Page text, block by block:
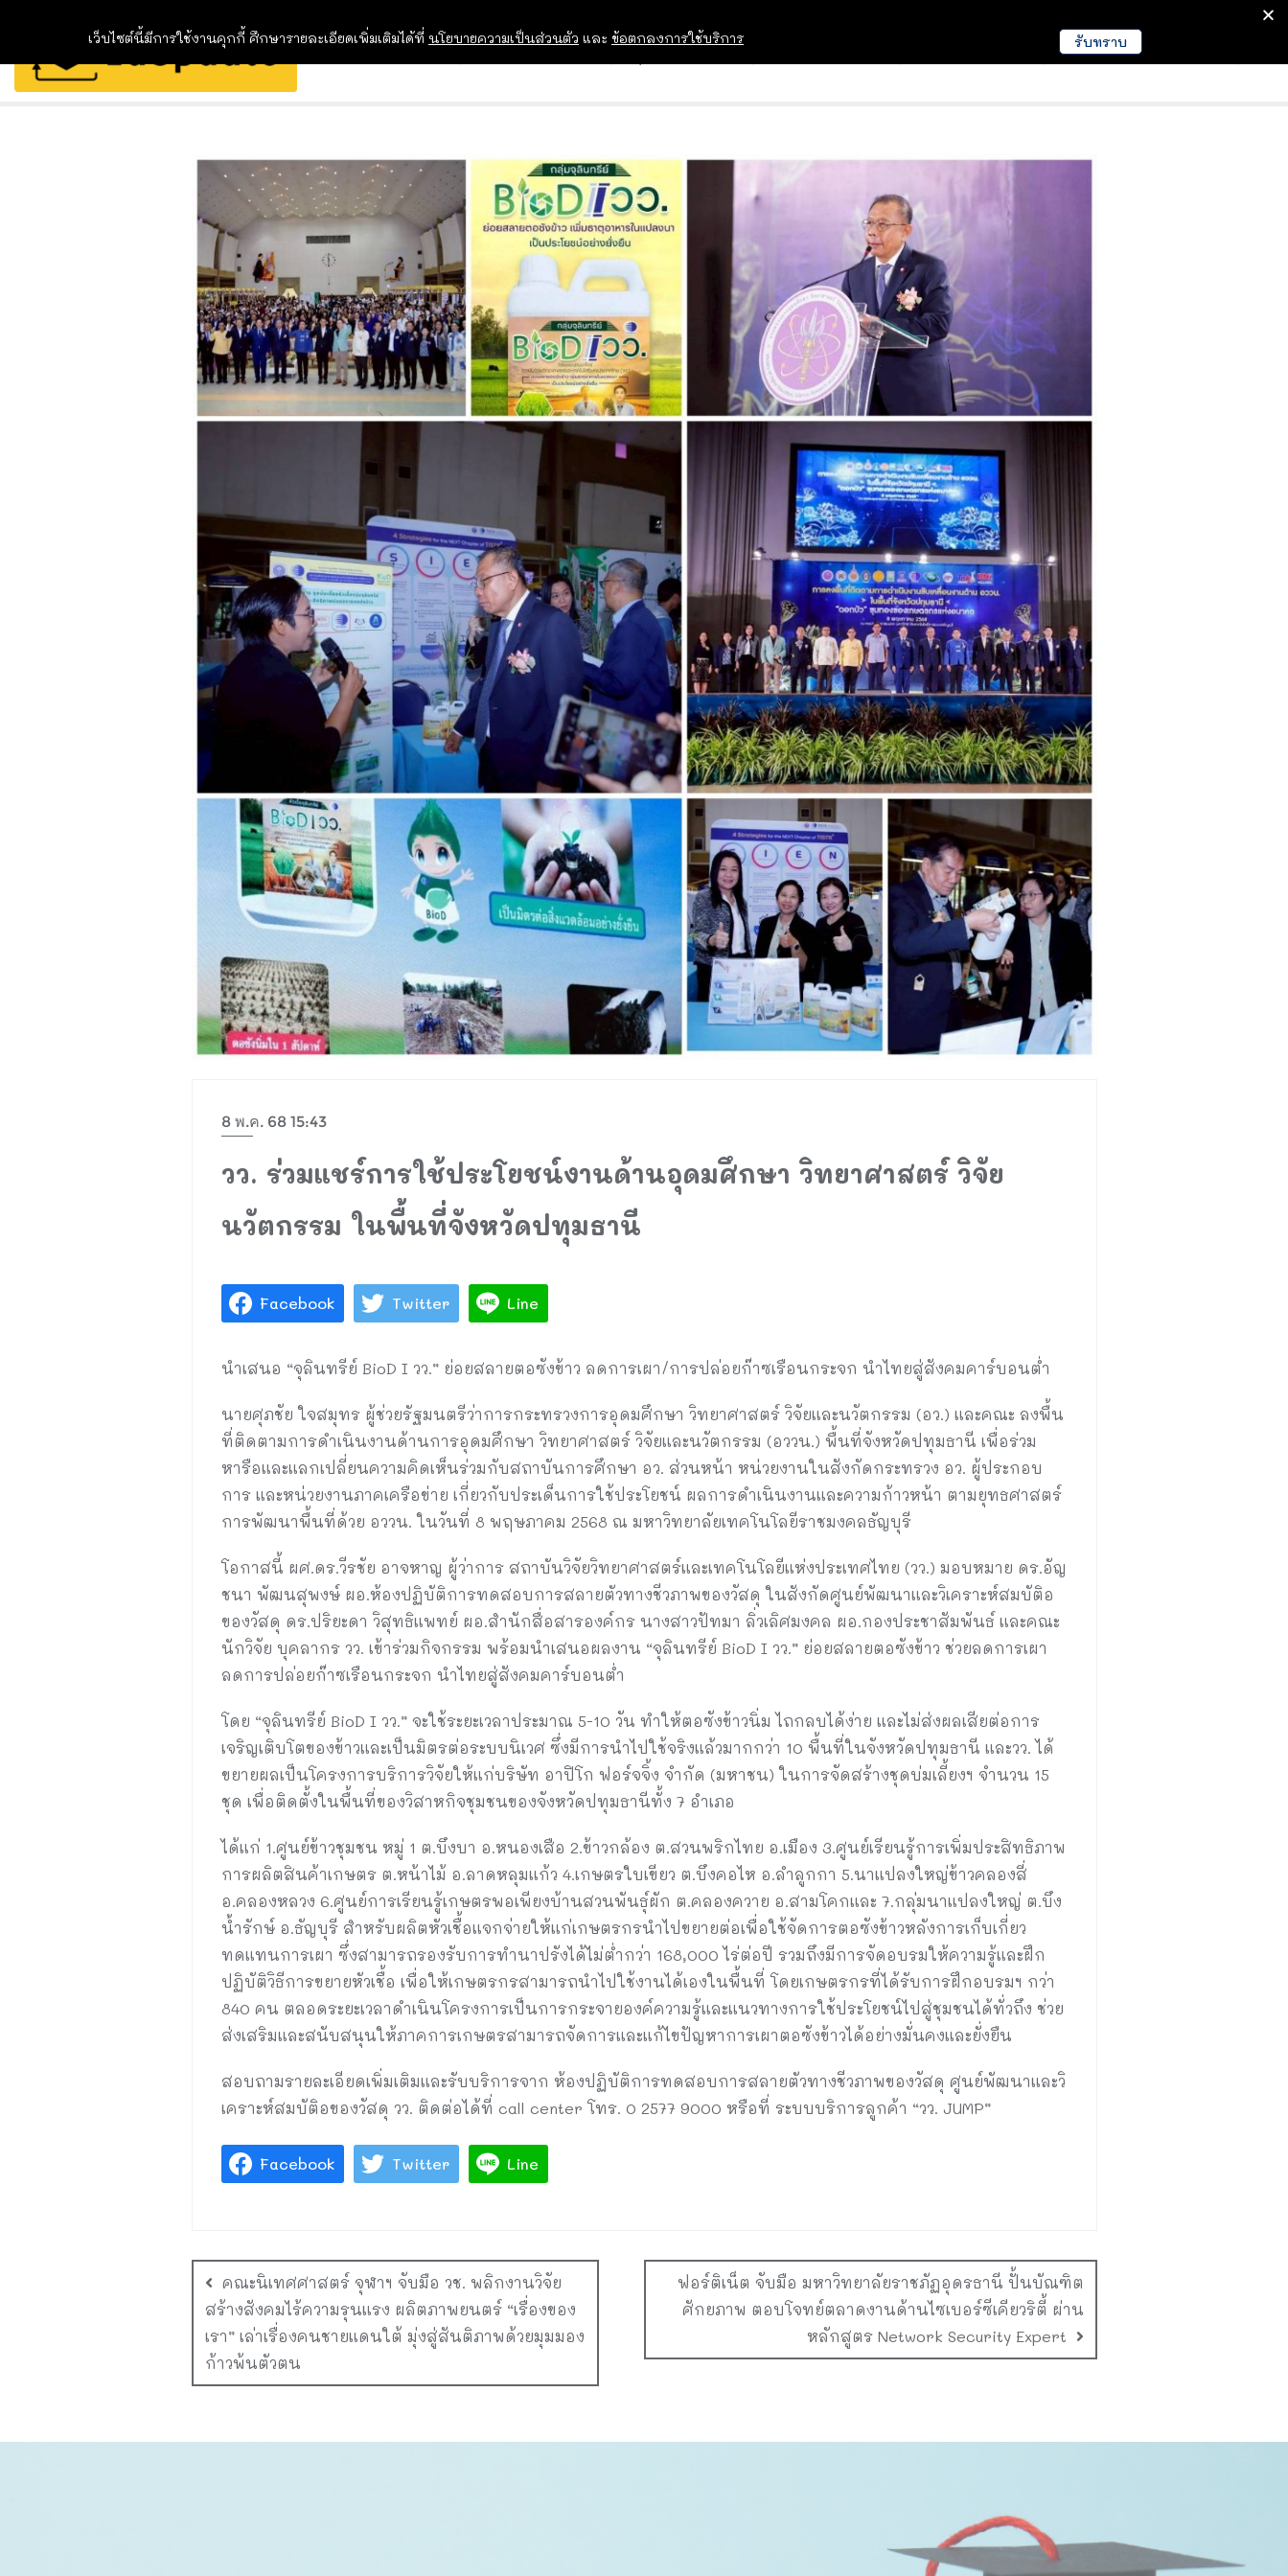
EDUCATION NEWS
8 พ.ค. 68 15:43
วว. ร่วมแชร์การใช้ประโยชน์งานด้านอุดมศึกษา วิทยาศาสตร์ วิจัย
นวัตกรรม ในพื้นที่จังหวัดปทุมธานี
Facebook Twitter Line
นำเสนอ “จุลินทรีย์ BioD I วว.” ย่อยสลายตอซังข้าว ลดการเผา/การปล่อยก๊าซเรือนกระจก นำไทยสู่สังคมคาร์บอนต่ำ
นายศุภชัย ใจสมุทร ผู้ช่วยรัฐมนตรีว่าการกระทรวงการอุดมศึกษา วิทยาศาสตร์ วิจัยและนวัตกรรม (อว.) และคณะ ลงพื้น
ที่ติดตามการดำเนินงานด้านการอุดมศึกษา วิทยาศาสตร์ วิจัยและนวัตกรรม (อววน.) พื้นที่จังหวัดปทุมธานี เพื่อร่วม
หารือและแลกเปลี่ยนความคิดเห็นร่วมกับสถาบันการศึกษา อว. ส่วนหน้า หน่วยงานในสังกัดกระทรวง อว. ผู้ประกอบ
การ และหน่วยงานภาคเครือข่าย เกี่ยวกับประเด็นการใช้ประโยชน์ ผลการดำเนินงานและความก้าวหน้า ตามยุทธศาสตร์
การพัฒนาพื้นที่ด้วย อววน. ในวันที่ 8 พฤษภาคม 2568 ณ มหาวิทยาลัยเทคโนโลยีราชมงคลธัญบุรี
โอกาสนี้ ผศ.ดร.วีรชัย อาจหาญ ผู้ว่าการ สถาบันวิจัยวิทยาศาสตร์และเทคโนโลยีแห่งประเทศไทย (วว.) มอบหมาย ดร.อัญ
ชนา พัฒนสุพงษ์ ผอ.ห้องปฏิบัติการทดสอบการสลายตัวทางชีวภาพของวัสดุ ในสังกัดศูนย์พัฒนาและวิเคราะห์สมบัติอ
ของวัสดุ ดร.ปริยะดา วิสุทธิแพทย์ ผอ.สำนักสื่อสารองค์กร นางสาวปัทมา ลิ่วเลิศมงคล ผอ.กองประชาสัมพันธ์ และคณะ
นักวิจัย บุคลากร วว. เข้าร่วมกิจกรรม พร้อมนำเสนอผลงาน “จุลินทรีย์ BioD I วว.” ย่อยสลายตอซังข้าว ช่วยลดการเผา
ลดการปล่อยก๊าซเรือนกระจก นำไทยสู่สังคมคาร์บอนต่ำ
โดย “จุลินทรีย์ BioD I วว.” จะใช้ระยะเวลาประมาณ 5-10 วัน ทำให้ตอซังข้าวนิ่ม ไถกลบได้ง่าย และไม่ส่งผลเสียต่อการ
เจริญเติบโตของข้าวและเป็นมิตรต่อระบบนิเวศ ซึ่งมีการนำไปใช้จริงแล้วมากกว่า 10 พื้นที่ในจังหวัดปทุมธานี และวว. ได้
ขยายผลเป็นโครงการบริการวิจัยให้แก่บริษัท อาปิโก ฟอร์จจิ้ง จำกัด (มหาชน) ในการจัดสร้างชุดบ่มเลี้ยงฯ จำนวน 15
ชุด เพื่อติดตั้งในพื้นที่ของวิสาหกิจชุมชนของจังหวัดปทุมธานีทั้ง 7 อำเภอ
ได้แก่ 1.ศูนย์ข้าวชุมชน หมู่ 1 ต.บึงบา อ.หนองเสือ 2.ข้าวกล้อง ต.สวนพริกไทย อ.เมือง 3.ศูนย์เรียนรู้การเพิ่มประสิทธิภาพ
การผลิตสินค้าเกษตร ต.หน้าไม้ อ.ลาดหลุมแก้ว 4.เกษตรใบเขียว ต.บึงคอไห อ.ลำลูกกา 5.นาแปลงใหญ่ข้าวคลองสี่
อ.คลองหลวง 6.ศูนย์การเรียนรู้เกษตรพอเพียงบ้านสวนพันธุ์ผัก ต.คลองควาย อ.สามโคกและ 7.กลุ่มนาแปลงใหญ่ ต.บึง
น้ำรักษ์ อ.ธัญบุรี สำหรับผลิตหัวเชื้อแจกจ่ายให้แก่เกษตรกรนำไปขยายต่อเพื่อใช้จัดการตอซังข้าวหลังการเก็บเกี่ยว
ทดแทนการเผา ซึ่งสามารถรองรับการทำนาปรังได้ไม่ต่ำกว่า 168,000 ไร่ต่อปี รวมถึงมีการจัดอบรมให้ความรู้และฝึก
ปฏิบัติวิธีการขยายหัวเชื้อ เพื่อให้เกษตรกรสามารถนำไปใช้งานได้เองในพื้นที่ โดยเกษตรกรที่ได้รับการฝึกอบรมฯ กว่า
840 คน ตลอดระยะเวลาดำเนินโครงการเป็นการกระจายองค์ความรู้และแนวทางการใช้ประโยชน์ไปสู่ชุมชนได้ทั่วถึง ช่วย
ส่งเสริมและสนับสนุนให้ภาคการเกษตรสามารถจัดการและแก้ไขปัญหาการเผาตอซังข้าวได้อย่างมั่นคงและยั่งยืน
สอบถามรายละเอียดเพิ่มเติมและรับบริการจาก ห้องปฏิบัติการทดสอบการสลายตัวทางชีวภาพของวัสดุ ศูนย์พัฒนาและวิ
เคราะห์สมบัติอของวัสดุ วว. ติดต่อได้ที่ call center โทร. 0 2577 9000 หรือที่ ระบบบริการลูกค้า “วว. JUMP”
Facebook Twitter Line
คณะนิเทศศาสตร์ จุฬาฯ จับมือ วช. พลิกงานวิจัย
สร้างสังคมไร้ความรุนแรง ผลิตภาพยนตร์ “เรื่องของ
เรา” เล่าเรื่องคนชายแดนใต้ มุ่งสู่สันติภาพด้วยมุมมอง
ก้าวพ้นตัวตน
ฟอร์ติเน็ต จับมือ มหาวิทยาลัยราชภัฏอุดรธานี ปั้นบัณฑิต
ศักยภาพ ตอบโจทย์ตลาดงานด้านไซเบอร์ซีเคียวริตี้ ผ่าน
หลักสูตร Network Security Expert
เว็บไซต์นี้มีการใช้งานคุกกี้ ศึกษารายละเอียดเพิ่มเติมได้ที่ นโยบายความเป็นส่วนตัว และ ข้อตกลงการใช้บริการ รับทราบ